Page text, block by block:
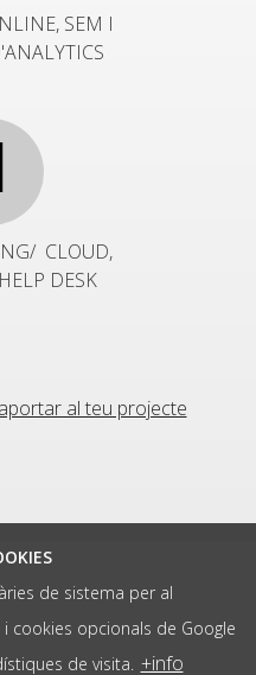
de sistema per al
cookies opcionals de Google
de visita. +info
SEM I
CLOUD,
DESK
al teu projecte